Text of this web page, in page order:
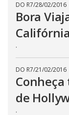
DO R7/28/02/2016
Bora
.
DO R7/21/02/2016
de
.